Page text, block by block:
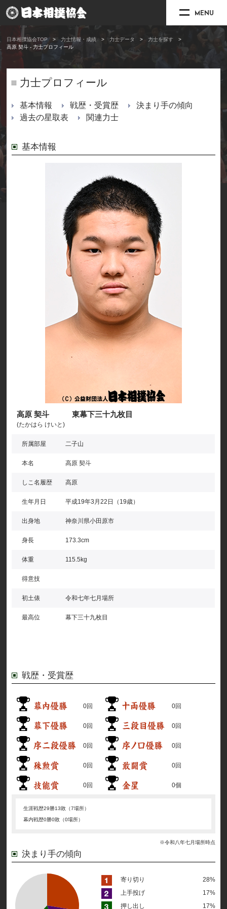
MENU
日本相撲協会TOP 力士情報・成績 力士データ
力士を探す
高原 契斗 - 力士プロフィール
力士プロフィール
基本情報 戦歴・受賞歴
決まり手の傾向
過去の星取表
関連力士
基本情報
高原 契斗 東幕下三十九枚目
(たかはら けいと)
所属部屋 二子山
本名 高原 契斗
しこ名履歴 高原
生年月日 平成19年3月22日（19歳）
出身地 神奈川県小田原市
身長 173.3cm
体重 115.5kg
得意技
初土俵 令和七年七月場所
最高位 幕下三十九枚目
戦歴・受賞歴
0回 0回
0回 0回
0回 0回
0回 0回
0回 0個
生涯戦歴29勝13敗（7場所）
幕内戦歴0勝0敗（0場所）
※令和八年七月場所時点
決まり手の傾向
寄り切り
28%
上手投げ
17%
押し出し
17%